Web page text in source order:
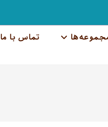
تماس با ما